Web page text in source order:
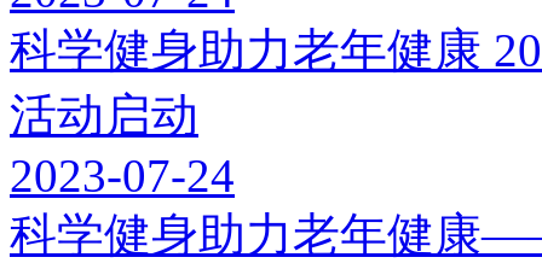
科学健身助力老年健康
活动启动
2023-07-24
科学健身助力老年健康